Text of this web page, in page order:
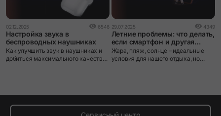
02.12.2025 6546
Настройка звука в
беспроводных наушниках
Как улучшить звук в наушниках и
добиться максимального качества?
29.07.2025 4349
Летние проблемы: что делать,
если смартфон и другая
техника перегрелись на
пляже?
Жара, пляж, солнце – идеальные
условия для нашего отдыха, но
начинает тормозить или внезапно
отключается. Чаще всего причина –